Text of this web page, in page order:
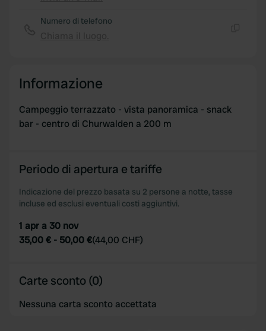
Numero di telefono
Informazione
Campeggio terrazzato - vista panoramica - snack
bar - centro di Churwalden a 200 m
Periodo di apertura e tariffe
Indicazione del prezzo basata su 2 persone a notte, tasse
incluse ed esclusi eventuali costi aggiuntivi.
1 apr a 30 nov
35,00 € - 50,00 €(44,00 CHF)
Carte sconto (0)
Nessuna carta sconto accettata